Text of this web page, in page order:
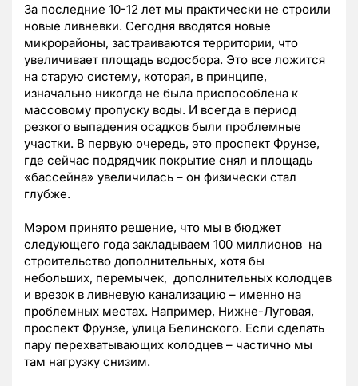
За последние 10-12 лет мы практически не строили
новые ливневки. Сегодня вводятся новые
микрорайоны, застраиваются территории, что
увеличивает площадь водосбора. Это все ложится
на старую систему, которая, в принципе,
изначально никогда не была приспособлена к
массовому пропуску воды. И всегда в период
резкого выпадения осадков были проблемные
участки. В первую очередь, это проспект Фрунзе,
где сейчас подрядчик покрытие снял и площадь
«бассейна» увеличилась – он физически стал
глубже.
Мэром принято решение, что мы в бюджет
следующего года закладываем 100 миллионов на
строительство дополнительных, хотя бы
небольших, перемычек, дополнительных колодцев
и врезок в ливневую канализацию – именно на
проблемных местах. Например, Нижне-Луговая,
проспект Фрунзе, улица Белинского. Если сделать
пару перехватывающих колодцев – частично мы
там нагрузку снизим.